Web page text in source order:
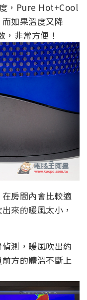
，Pure Hot+Cool
如果溫度又降
非常方便！
房間內會比較適
來的暖風太小，
測，暖風吹出約
方的體溫不斷上